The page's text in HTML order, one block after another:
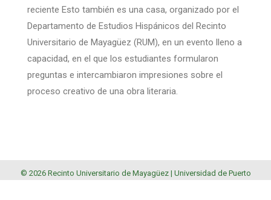
reciente Esto también es una casa, organizado por el
Departamento de Estudios Hispánicos del Recinto
Universitario de Mayagüez (RUM), en un evento lleno a
capacidad, en el que los estudiantes formularon
preguntas e intercambiaron impresiones sobre el
proceso creativo de una obra literaria.
© 2026 Recinto Universitario de Mayagüez | Universidad de Puerto